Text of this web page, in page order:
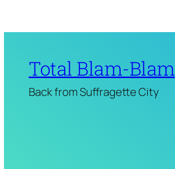
Total Blam-Blam
Back from Suffragette City